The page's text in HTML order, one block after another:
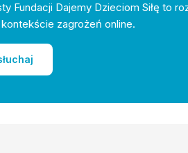
Fundacji Dajemy Dzieciom Siłę to
zagrożeń online.